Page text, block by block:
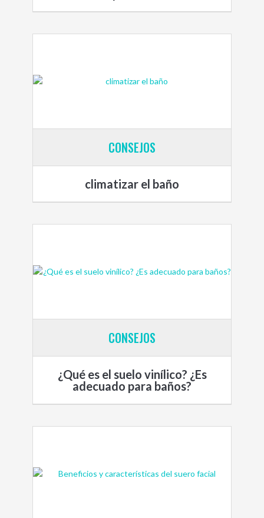
CONSEJOS
climatizar el baño
CONSEJOS
¿Qué es el suelo vinílico? ¿Es
adecuado para baños?